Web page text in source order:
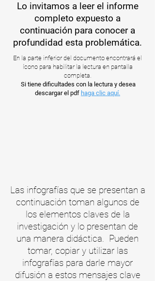
Lo invitamos a leer el informe
completo expuesto a
continuación para conocer a
profundidad esta problemática.
En la parte inferior del documento encontrará el
ícono para habilitar la lectura en pantalla
completa.
Si tiene dificultades con la lectura y desea
descargar el pdf haga clic aquí.
Las infografías que se presentan a
continuación toman algunos de
los elementos claves de la
investigación y lo presentan de
una manera didáctica. Pueden
tomar, copiar y utilizar las
infografías para darle mayor
difusión a estos mensajes clave